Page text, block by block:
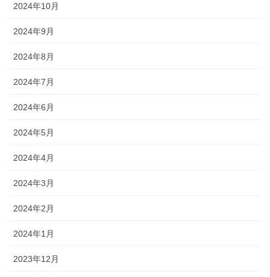
2024年10月
2024年9月
2024年8月
2024年7月
2024年6月
2024年5月
2024年4月
2024年3月
2024年2月
2024年1月
2023年12月